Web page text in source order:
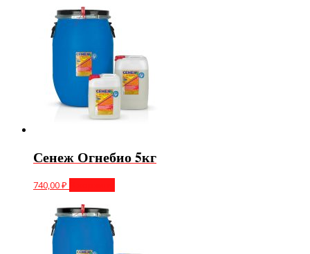
Сенеж Огнебио 5кг
740,00₽